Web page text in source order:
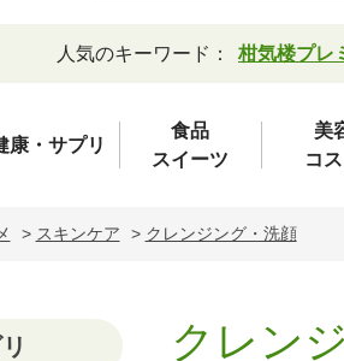
人気のキーワード： 柑気楼プレ
康・サプリ
食品
スイーツ
美
コ
> スキンケア > クレンジング・洗顔
クレン